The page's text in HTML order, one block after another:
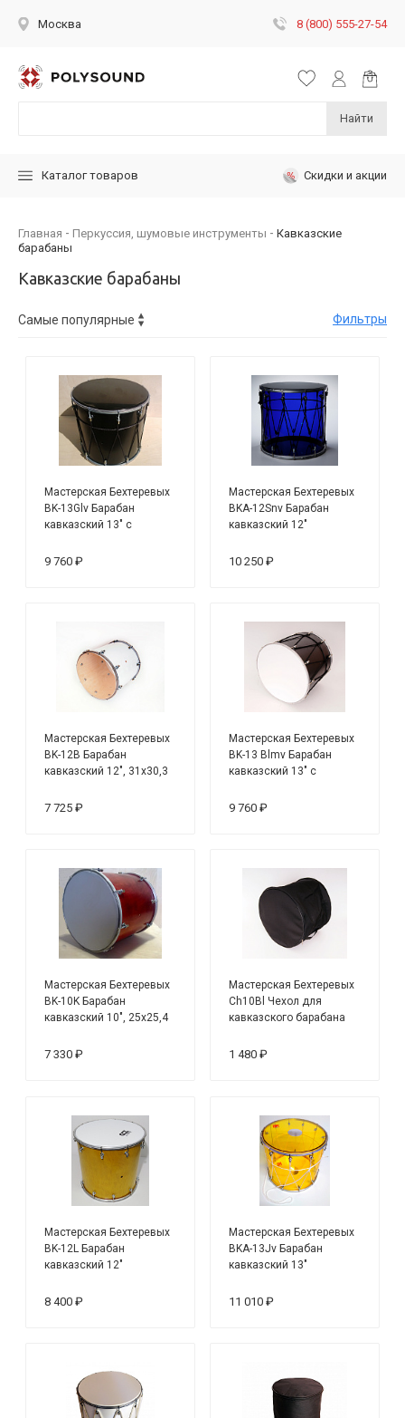
Москва 8 (800) 555-27-54
Найти
Каталог товаров Скидки и акции
Главная Перкуссия, шумовые инструменты
Кавказские
барабаны
Кавказские барабаны
Фильтры
Мастерская Бехтеревых
BK-13Glv Барабан
кавказский 13" с
— черный
9 760 ₽
Мастерская Бехтеревых
BKA-12Snv Барабан
кавказский 12"
10 250 ₽
Мастерская Бехтеревых
BK-12B Барабан
кавказский 12", 31х30,3
7 725 ₽
Мастерская Бехтеревых
BK-13 Blmv Барабан
кавказский 13" с
матовый
9 760 ₽
Мастерская Бехтеревых
BK-10K Барабан
кавказский 10", 25х25,4
7 330 ₽
Мастерская Бехтеревых
Ch10Bl Чехол для
кавказского барабана
1 480 ₽
Мастерская Бехтеревых
BK-12L Барабан
кавказский 12"
8 400 ₽
Мастерская Бехтеревых
BKA-13Jv Барабан
кавказский 13"
11 010 ₽